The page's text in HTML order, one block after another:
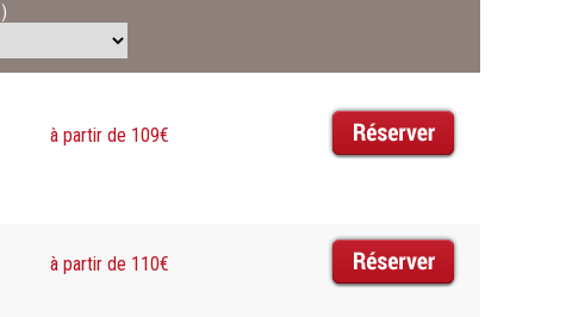
à partir de 109€
à partir de 110€